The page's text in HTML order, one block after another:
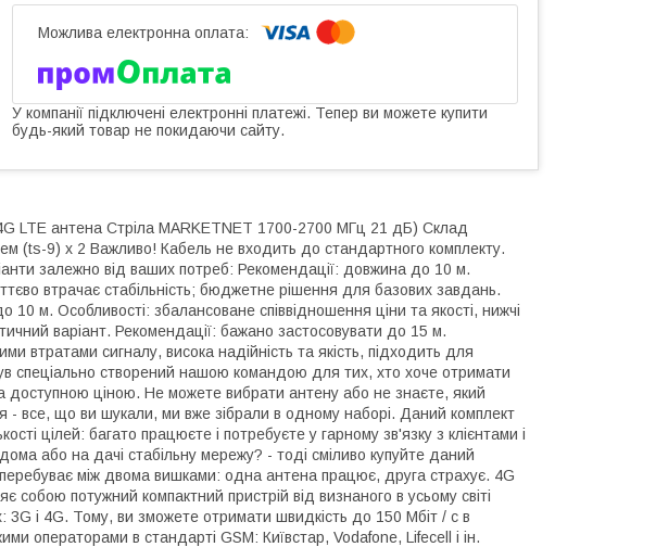
У компанії підключені електронні платежі. Тепер ви можете купити
будь-який товар не покидаючи сайту.
LTE антена Стріла MARKETNET 1700-2700 МГц 21 дБ) Склад
(ts-9) х 2 Важливо! Кабель не входить до стандартного комплекту.
залежно від ваших потреб: Рекомендації: довжина до 10 м.
втрачає стабільність; бюджетне рішення для базових завдань.
10 м. Особливості: збалансоване співвідношення ціни та якості, нижчі
варіант. Рекомендації: бажано застосовувати до 15 м.
втратами сигналу, висока надійність та якість, підходить для
спеціально створений нашою командою для тих, хто хоче отримати
доступною ціною. Не можете вибрати антену або не знаєте, який
- все, що ви шукали, ми вже зібрали в одному наборі. Даний комплект
цілей: багато працюєте і потребуєте у гарному зв'язку з клієнтами і
або на дачі стабільну мережу? - тоді сміливо купуйте даний
між двома вишками: одна антена працює, друга страхує. 4G
потужний компактний пристрій від визнаного в усьому світі
3G і 4G. Тому, ви зможете отримати швидкість до 150 Мбіт / с в
операторами в стандарті GSM: Київстар, Vodafone, Lifecell і ін.